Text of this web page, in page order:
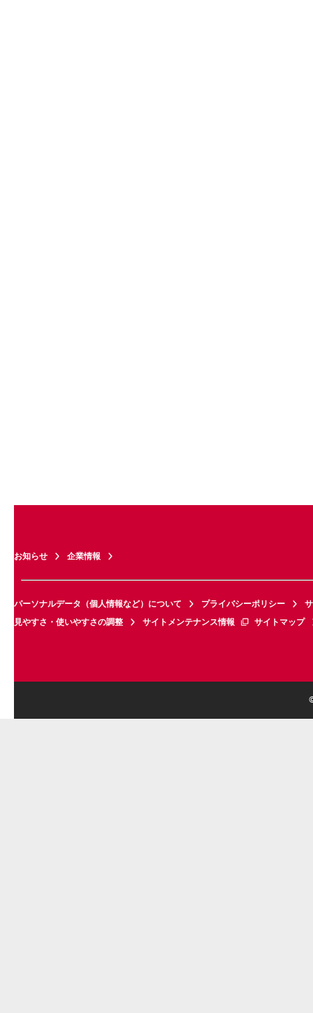
お知らせ 企業情報
パーソナルデータ（個人情報など）について プライバシーポリシー
見やすさ・使いやすさの調整
サイトメンテナンス情報 サイトマップ